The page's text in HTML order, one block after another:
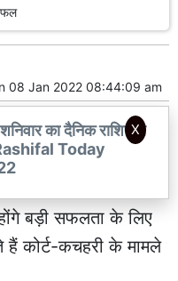
08 Jan 2022 08:44:09 am
का दैनिक राशिफ़ल
Rashifal Today
बड़ी सफलता के लिए
कोर्ट-कचहरी के मामले
X